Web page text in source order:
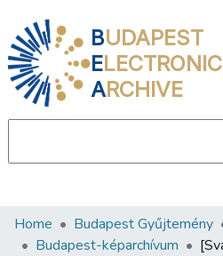
BUDAPEST
ELECTRONIC
ARCHIVE
Communities & Collections
Home Budapest Gyűjtemény
Budapest-képarchívum